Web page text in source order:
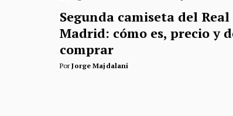
Segunda camiseta del Real
Madrid: cómo es, precio y
comprar
PorJorge Majdalani